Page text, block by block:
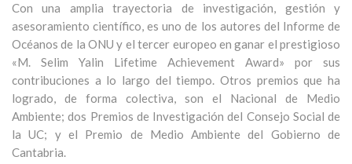
Con una amplia trayectoria de investigación, gestión y
asesoramiento científico, es uno de los autores del Informe de
Océanos de la ONU y el tercer europeo en ganar el prestigioso
«M. Selim Yalin Lifetime Achievement Award» por sus
contribuciones a lo largo del tiempo. Otros premios que ha
logrado, de forma colectiva, son el Nacional de Medio
Ambiente; dos Premios de Investigación del Consejo Social de
la UC; y el Premio de Medio Ambiente del Gobierno de
Cantabria.